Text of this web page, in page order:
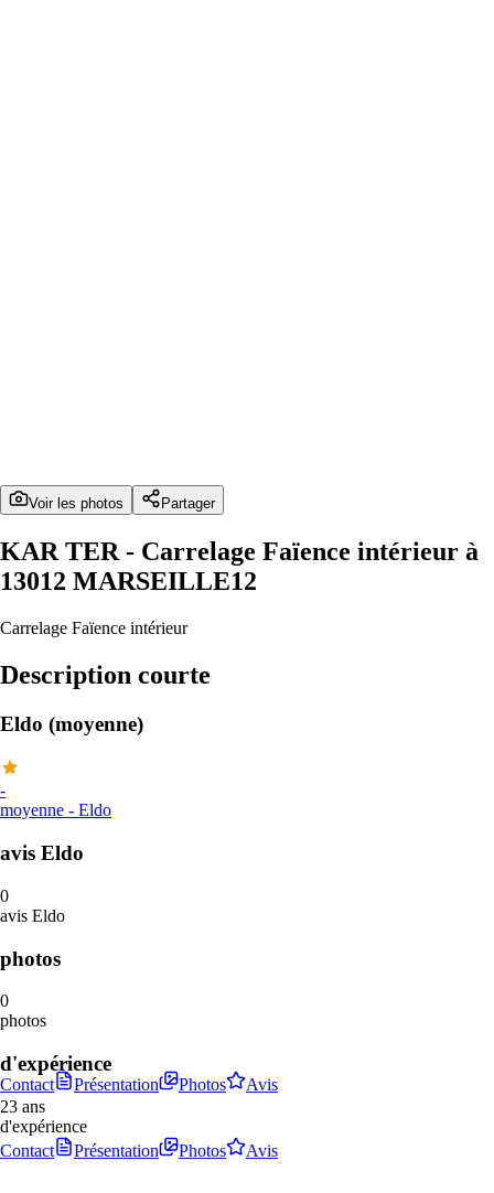
Voir les photos Partager
KAR TER - Carrelage Faïence intérieur à
13012 MARSEILLE12
Carrelage Faïence intérieur
Description courte
Eldo (moyenne)
-
moyenne - Eldo
avis Eldo
0
avis Eldo
photos
0
photos
d'expérience
23 ans
d'expérience
Contact
Présentation Photos Avis
Contact Présentation Photos Avis